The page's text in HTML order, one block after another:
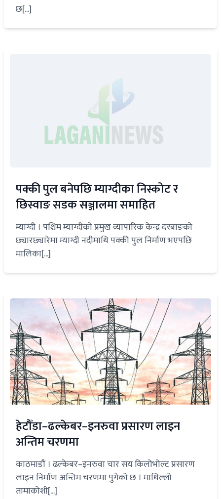
छ[...]
पक्की पुल बनेपछि म्याग्दीका निस्कोट र
छिस्वाङ सडक सञ्जालमा समाहित
म्याग्दी । पश्चिम म्याग्दीको प्रमुख व्यापारिक केन्द्र दरबाङको
छ्यारछ्यारेमा म्याग्दी नदीमाथि पक्की पुल निर्माण भएपछि
मालिका[...]
हेटौँडा–ढल्केबर–इनरुवा प्रसारण लाइन
अन्तिम चरणमा
काठमाडौं । ढल्केबर–इनरुवा चार सय किलोभोल्ट प्रसारण
लाइन निर्माण अन्तिम चरणमा पुगेको छ । माथिल्लो
तामाकोशी[...]